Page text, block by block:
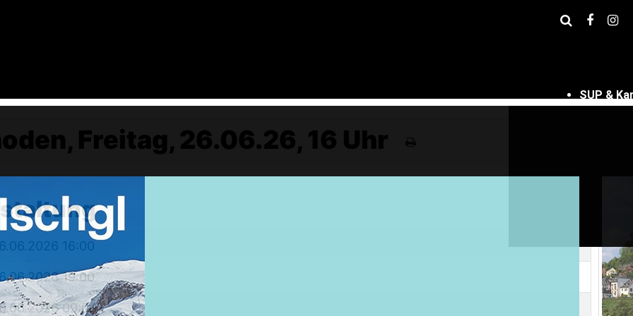
Weekendtrips
Ischgl: Closing 4 Tagestour
Ski & Snowboardservice
Infos Service
Service buchen
SUP &
Freitag, 26.06.26, 16 Uhr
16:00
19:00
09:00